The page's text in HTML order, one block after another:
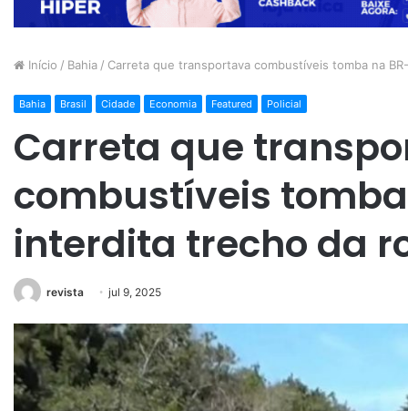
Início / Bahia / Carreta que transportava combustíveis tomba na
Bahia Brasil Cidade Economia Featured Policial
Carreta que
combustíveis tomba
interdita trecho da
revista jul 9, 2025